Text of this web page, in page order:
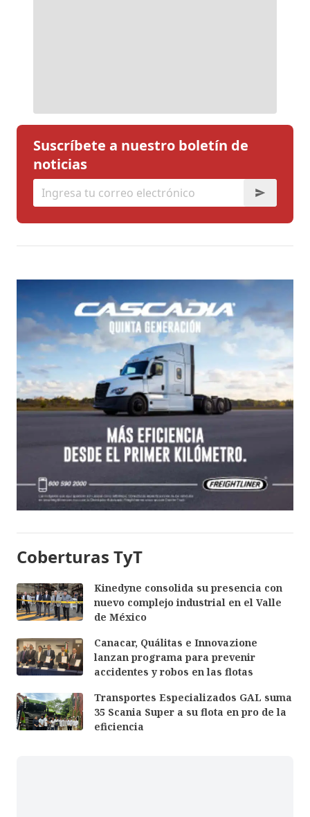
Suscríbete a nuestro boletín de
noticias
Coberturas TyT
Kinedyne consolida su presencia con
nuevo complejo industrial en el Valle
de México
Canacar, Quálitas e Innovazione
lanzan programa para prevenir
accidentes y robos en las flotas
Transportes Especializados GAL suma
35 Scania Super a su flota en pro de la
eficiencia